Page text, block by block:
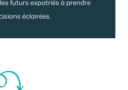
futurs expatriés à prendre
éclairées.